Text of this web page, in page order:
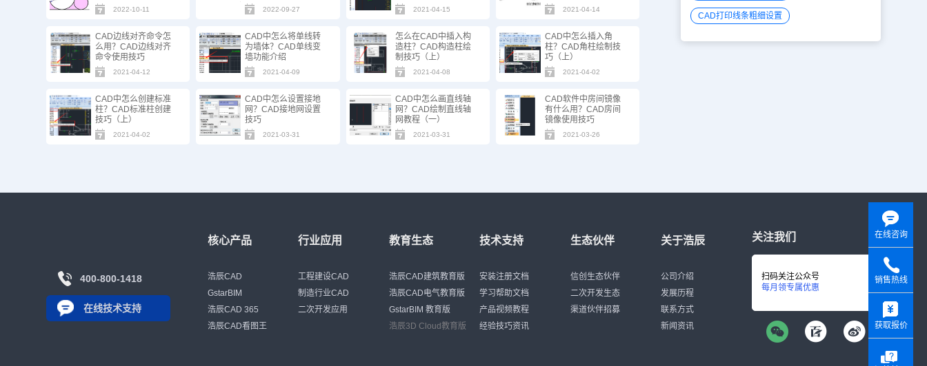
2022-10-11 2022-09-27 2021-04-15 2021-04-14
CAD边线对齐命令怎
么用？CAD边线对齐
命令使用技巧
2021-04-12
CAD中怎么将单线转
为墙体？CAD单线变
墙功能介绍
2021-04-09
怎么在CAD中插入构
造柱？CAD构造柱绘
制技巧（上）
2021-04-08
CAD中怎么插入角
柱？CAD角柱绘制技
巧（上）
2021-04-02
CAD中怎么创建标准
柱？CAD标准柱创建
技巧（上）
2021-04-02
CAD中怎么设置接地
网？CAD接地网设置
技巧
2021-03-31
CAD中怎么画直线轴
网？CAD绘制直线轴
网教程（一）
2021-03-31
CAD软件中房间镜像
有什么用？CAD房间
镜像使用技巧
2021-03-26
CAD打印线条粗细设置
400-800-1418
在线技术支持
核心产品
浩辰CAD
GstarBIM
浩辰CAD 365
浩辰CAD看图王
行业应用
工程建设CAD
制造行业CAD
二次开发应用
教育生态
浩辰CAD建筑教育版
浩辰CAD电气教育版
GstarBIM 教育版
浩辰3D Cloud教育版
技术支持
安装注册文档
学习帮助文档
产品视频教程
经验技巧资讯
生态伙伴
信创生态伙伴
二次开发生态
渠道伙伴招募
关于浩辰
公司介绍
发展历程
联系方式
新闻资讯
关注我们
扫码关注公众号
每月领专属优惠
在线咨询
销售热线
获取报价